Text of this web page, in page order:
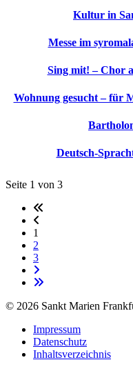
Kultur in
Messe im
Sing mit! – Chor
Wohnung gesucht – für
Deutsch-
Seite 1 von 3
1
2
3
© 2026 Sankt Marien
Impressum
Datenschutz
Inhaltsverzeichnis